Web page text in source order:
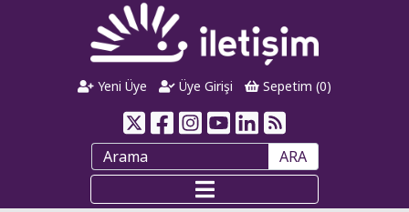
Yeni Üye Üye Girişi Sepetim (0)
ARA